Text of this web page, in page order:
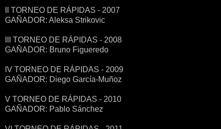
II TORNEO DE RÁPIDAS - 2007
GAÑADOR: Aleksa Strikovic
III TORNEO DE RÁPIDAS - 2008
GAÑADOR: Bruno Figueredo
IV TORNEO DE RÁPIDAS - 2009
GAÑADOR: Diego García-Muñoz
V TORNEO DE RÁPIDAS - 2010
GAÑADOR: Pablo Sánchez